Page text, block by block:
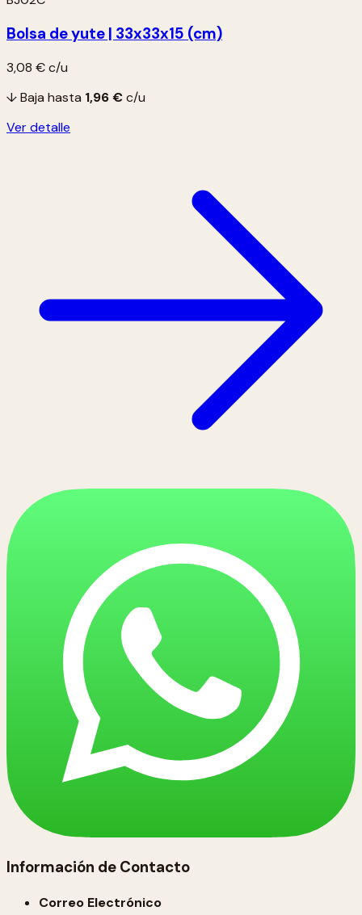
Bolsa de yute | 33x33x15 (cm)
3,08 €c/u
↓ Baja hasta 1,96 €c/u
Ver detalle
Información de Contacto
Correo Electrónico